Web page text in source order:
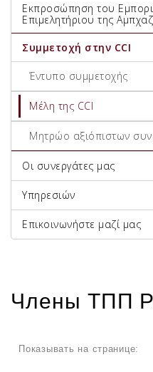
Εκπροσώπηση του
Επιμελητήριου της
Συμμετοχή στην CCI
Έντυπο συμμετοχής
Μέλη της CCI
Μητρώο αξιόπιστων
Οι συνεργάτες μας
Υπηρεσιών
Επικοινωνήστε μαζί μας
Члены ТПП
Показывать на странице: